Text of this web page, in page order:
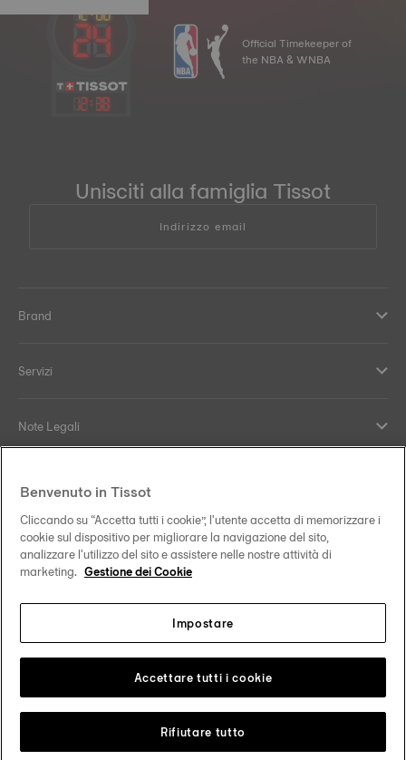
12: 38
Official Timekeeper of
the NBA & WNBA
Unisciti alla famiglia Tissot
Indirizzo email
Brand
Servizi
Note Legali
Il nostro impegno
Seguici sui nostri canali social
Cambia paese Tissot Copyrights 2026
Benvenuto in Tissot
Cliccando su “Accetta tutti i cookie”, l'utente accetta di memorizzare i
cookie sul dispositivo per migliorare la navigazione del sito,
analizzare l'utilizzo del sito e assistere nelle nostre attività di
marketing. Gestione dei Cookie
Impostare
Rifiutare tutto
Accettare tutti i cookie